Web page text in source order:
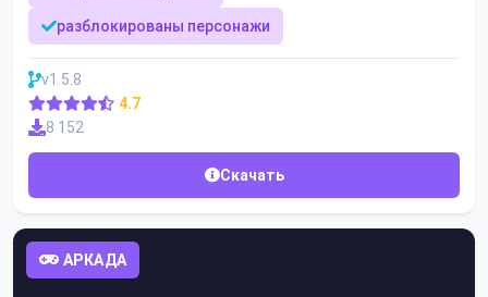
разблокированы персонажи
v1.5.8
4.7
8 152
Скачать
АРКАДА